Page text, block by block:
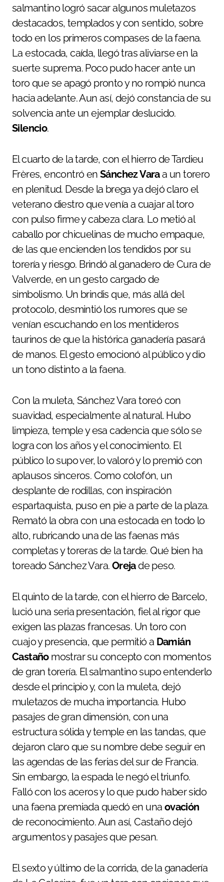
salmantino logró sacar algunos muletazos
destacados, templados y con sentido, sobre
todo en los primeros compases de la faena.
La estocada, caída, llegó tras aliviarse en la
suerte suprema. Poco pudo hacer ante un
toro que se apagó pronto y no rompió nunca
hacia adelante. Aun así, dejó constancia de su
solvencia ante un ejemplar deslucido.
Silencio.
El cuarto de la tarde, con el hierro de Tardieu
Frères, encontró en Sánchez Varaa un torero
en plenitud. Desde la brega ya dejó claro el
veterano diestro que venía a cuajar al toro
con pulso firme y cabeza clara. Lo metió al
caballo por chicuelinas de mucho empaque,
de las que encienden los tendidos por su
torería y riesgo. Brindó al ganadero de Cura de
Valverde, en un gesto cargado de
simbolismo. Un brindis que, más allá del
protocolo, desmintió los rumores que se
venían escuchando en los mentideros
taurinos de que la histórica ganadería pasará
de manos. El gesto emocionó al público y dio
un tono distinto a la faena.
Con la muleta, Sánchez Vara toreó con
suavidad, especialmente al natural. Hubo
limpieza, temple y esa cadencia que sólo se
logra con los años y el conocimiento. El
público lo supo ver, lo valoró y lo premió con
aplausos sinceros. Como colofón, un
desplante de rodillas, con inspiración
espartaquista, puso en pie a parte de la plaza.
Remató la obra con una estocada en todo lo
alto, rubricando una de las faenas más
completas y toreras de la tarde. Qué bien ha
toreado Sánchez Vara. Orejade peso.
El quinto de la tarde, con el hierro de Barcelo,
lució una seria presentación, fiel al rigor que
exigen las plazas francesas. Un toro con
cuajo y presencia, que permitió a Damián
Castañomostrar su concepto con momentos
de gran torería. El salmantino supo entenderlo
desde el principio y, con la muleta, dejó
muletazos de mucha importancia. Hubo
pasajes de gran dimensión, con una
estructura sólida y temple en las tandas, que
dejaron claro que su nombre debe seguir en
las agendas de las ferias del sur de Francia.
Sin embargo, la espada le negó el triunfo.
Falló con los aceros y lo que pudo haber sido
una faena premiada quedó en una ovación
de reconocimiento. Aun así, Castaño dejó
argumentos y pasajes que pesan.
El sexto y último de la corrida, de la ganadería